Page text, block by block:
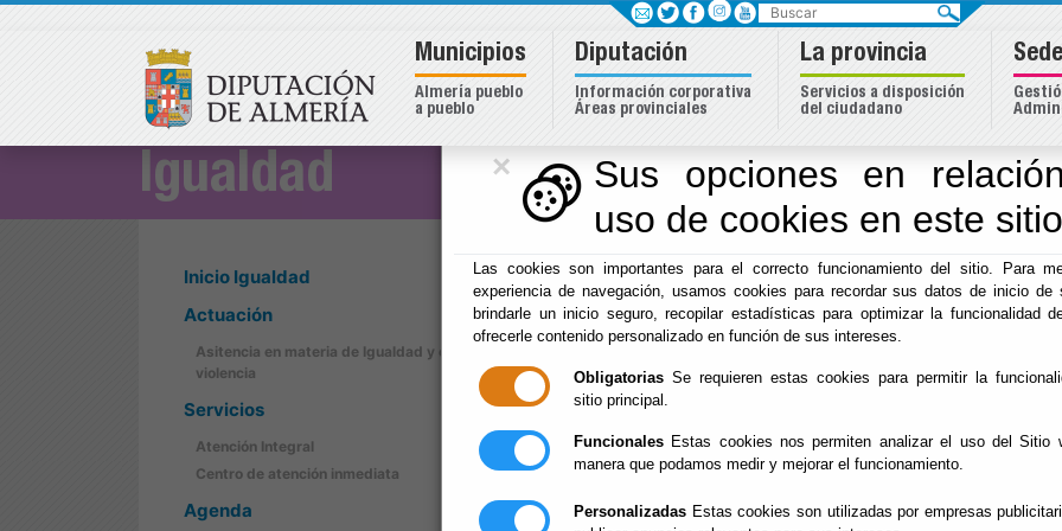
×
Sus opciones en
uso de cookies en este sitio
Las cookies son importantes para el correcto funcionamiento del sitio. Para
experiencia de navegación, usamos cookies para recordar sus datos de inicio de
brindarle un inicio seguro, recopilar estadísticas para optimizar la funcionalidad
ofrecerle contenido personalizado en función de sus intereses.
Obligatorias Se requieren estas cookies para permitir la
sitio principal.
Funcionales Estas cookies nos permiten analizar el uso del Sitio
manera que podamos medir y mejorar el funcionamiento.
Personalizadas Estas cookies son utilizadas por empresas
Igualdad
Inicio Igualdad
Actuación
Asitencia en materia de Igualdad y contra la
violencia
Servicios
Atención Integral
Centro de atención inmediata
Agenda
Inicio -Igualdad - Atención Integral
Atención Integral
Este servicio tiene como objetivo principal la atención
de la provincia de Almería. Es prestado por
valorar la demanda para informar, orientar y/o derivar
aquellos recursos o Instituciones que puedan dar
En los casos de violencia contra la mujer, se requiere
Buscar
Municipios
Almería pueblo
a pueblo
Diputación
Información corporativa
Áreas provinciales
La provincia
Servicios a disposición
del ciudadano